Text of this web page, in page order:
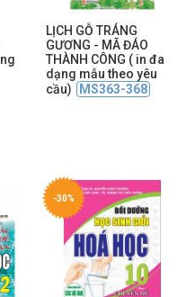
LỊCH GỖ TRÁNG
GƯƠNG - MÃ ĐÁO
THÀNH CÔNG ( in đa
dạng mẫu theo yêu
cầu)
MS363-368
-30%